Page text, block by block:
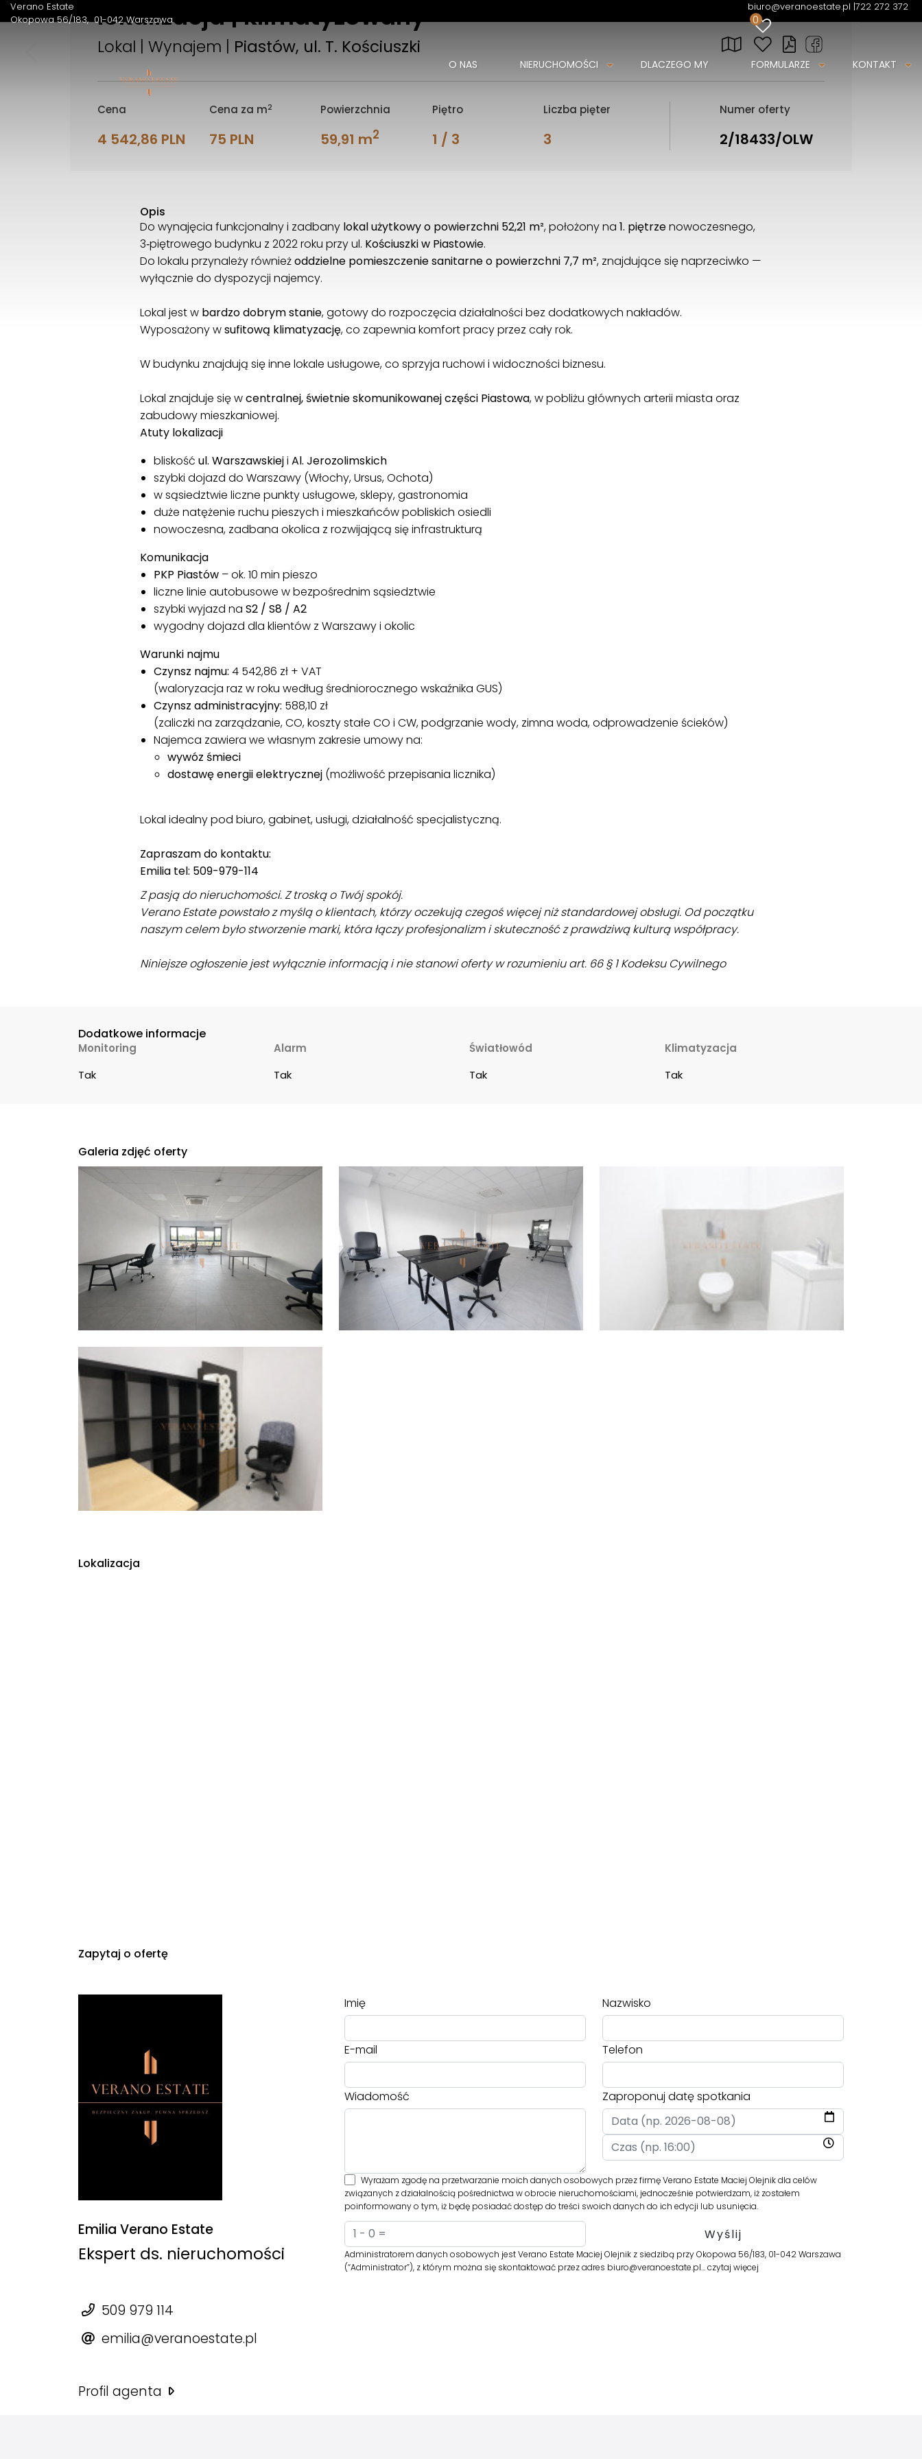
Verano Estate
Okopowa 56/183 01-042 Warszawa
biuro@veranoestate.pl |722 272 372
0
O NAS NIERUCHOMOŚCI DLACZEGO MY FORMULARZE KONTAKT
lokalizacja | klimatyzowany
Lokal | Wynajem | Piastów, ul. T. Kościuszki
Cena
4 542,86 PLN
Cena za m2
75 PLN
Powierzchnia
59,91 m2
Piętro
1 / 3
Liczba pięter
3
Numer oferty
2/18433/OLW
Opis
Do wynajęcia funkcjonalny i zadbany lokal użytkowy o powierzchni 52,21 m², położony na 1. piętrzenowoczesnego,
3‑piętrowego budynku z 2022 roku przy ul. Kościuszki w Piastowie.
Do lokalu przynależy równieżoddzielne pomieszczenie sanitarne o powierzchni 7,7 m², znajdujące się naprzeciwko —
wyłącznie do dyspozycji najemcy.
Lokal jest w bardzo dobrym stanie, gotowy do rozpoczęcia działalności bez dodatkowych nakładów.
Wyposażony wsufitową klimatyzację, co zapewnia komfort pracy przez cały rok.
W budynku znajdują się inne lokale usługowe, co sprzyja ruchowi i widoczności biznesu.
Lokal znajduje się wcentralnej, świetnie skomunikowanej części Piastowa, w pobliżu głównych arterii miasta oraz
zabudowy mieszkaniowej.
Atuty lokalizacji
bliskość ul. Warszawskieji Al. Jerozolimskich
szybki dojazd do Warszawy (Włochy, Ursus, Ochota)
w sąsiedztwie liczne punkty usługowe, sklepy, gastronomia
duże natężenie ruchu pieszych i mieszkańców pobliskich osiedli
nowoczesna, zadbana okolica z rozwijającą się infrastrukturą
Komunikacja
PKP Piastów – ok. 10 min pieszo
liczne linie autobusowe w bezpośrednim sąsiedztwie
szybki wyjazd na S2 / S8 / A2
wygodny dojazd dla klientów z Warszawy i okolic
Warunki najmu
Czynsz najmu: 4 542,86 zł + VAT
(waloryzacja raz w roku według średniorocznego wskaźnika GUS)
Czynsz administracyjny: 588,10 zł
(zaliczki na zarządzanie, CO, koszty stałe CO i CW, podgrzanie wody, zimna woda, odprowadzenie ścieków)
Najemca zawiera we własnym zakresie umowy na:
wywóz śmieci
dostawę energii elektrycznej (możliwość przepisania licznika)
Lokal idealny pod biuro, gabinet, usługi, działalność specjalistyczną.
Zapraszam do kontaktu:
Emilia tel: 509-979-114
Z pasją do nieruchomości. Z troską o Twój spokój.
Verano Estate powstało z myślą o klientach, którzy oczekują czegoś więcej niż standardowej obsługi. Od początku
naszym celem było stworzenie marki, która łączy profesjonalizm i skuteczność z prawdziwą kulturą współpracy.
Niniejsze ogłoszenie jest wyłącznie informacją i nie stanowi oferty w rozumieniu art. 66 § 1 Kodeksu Cywilnego
Dodatkowe informacje
Monitoring
Tak
Alarm
Tak
Światłowód
Tak
Klimatyzacja
Tak
Galeria zdjęć oferty
Lokalizacja
Zapytaj o ofertę
Emilia Verano Estate
Ekspert ds. nieruchomości
509 979 114
emilia@veranoestate.pl
Profil agenta
Imię Nazwisko
E-mail Telefon
Wiadomość Zaproponuj datę spotkania
Wyrażam zgodę na przetwarzanie moich danych osobowych przez firmę Verano Estate Maciej Olejnik dla celów
związanych z działalnością pośrednictwa w obrocie nieruchomościami, jednocześnie potwierdzam, iż zostałem
poinformowany o tym, iż będę posiadać dostęp do treści swoich danych do ich edycji lub usunięcia.
Administratorem danych osobowych jest Verano Estate Maciej Olejnik z siedzibą przy Okopowa 56/183, 01-042 Warszawa
(“Administrator”), z którym można się skontaktować przez adres biuro@veranoestate.pl…czytaj więcej